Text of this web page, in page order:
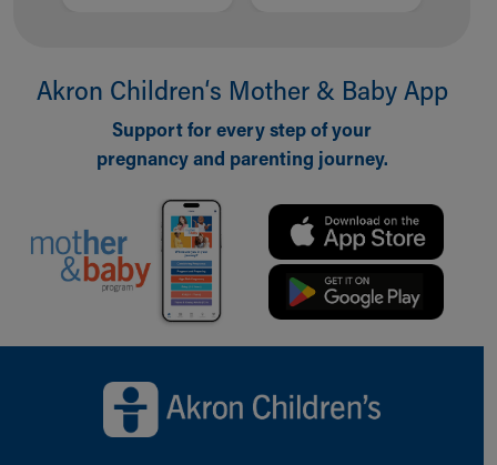
Healthy Info, Healthy Kids
KidsHealth Topics
Family Library
Educational Resources
Medical Records
Symptom Checker
Skip to main content
Akron Children‘s Mother & Baby App
Support for every step of your
pregnancy and parenting journey.